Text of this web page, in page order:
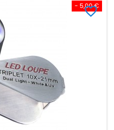
- 5,00 €
favorite_border